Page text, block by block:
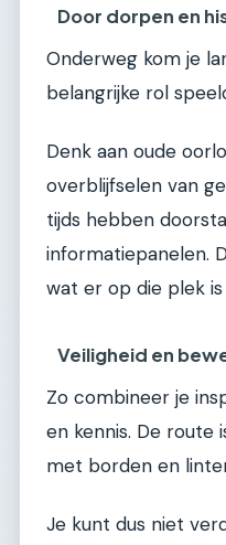
Door dorpen en
Onderweg kom je
belangrijke rol
Denk aan oude
overblijfselen van
tijds hebben
informatiepanelen.
wat er op die plek
Veiligheid en
Zo combineer je
en kennis. De route
met borden en
Je kunt dus niet